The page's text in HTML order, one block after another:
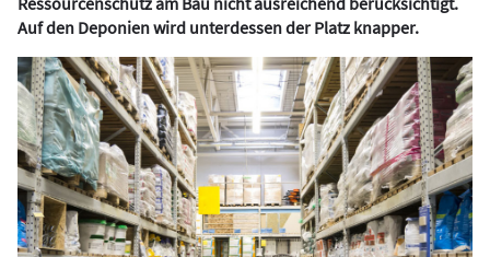
Auf den Deponien wird unterdessen der Platz knapper.